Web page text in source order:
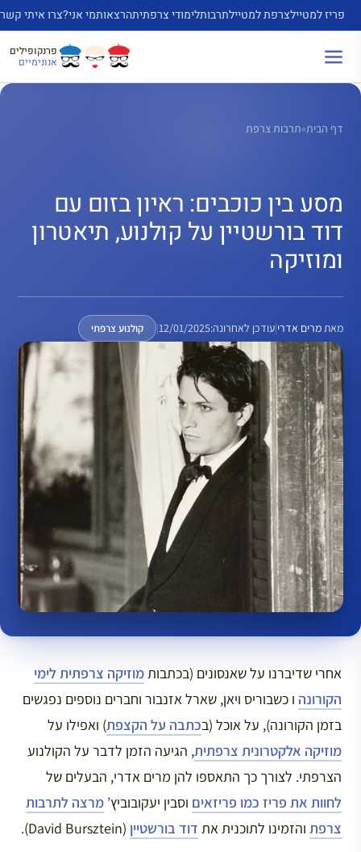
לדלג
לתוכן
פריז למטיילצרפת למטיילתרבותלימודי צרפתיתהרצאותמי אני?צרו איתי קשר
פרנקופילים
אנונימיים
דף הבית»תרבות צרפת
מסע בין כוכבים: ראיון בזום עם
דוד בורשטיין על קולנוע, תיאטרון
ומוזיקה
מאתמרים אדרי|עודכן לאחרונה:12/01/2025
| קולנוע צרפתי
אחרי שדיברנו על שאנסונים (בכתבות מוזיקה צרפתית לימי
הקורונה ו כשבוריס ויאן, שארל אזנבור וחברים נוספים נפגשים
בזמן הקורונה), על אוכל (בכתבה על הקצפת) ואפילו על
מוזיקה אלקטרונית צרפתית, הגיעה הזמן לדבר על הקולנוע
הצרפתי. לצורך כך התאספו להן מרים אדרי, הבעלים של
לחוות את פריז כמו פריזאים וסבין יעקובוביץ’ מרצה לתרבות
צרפת והזמינו לתוכנית את דוד בורשטיין (David Bursztein).